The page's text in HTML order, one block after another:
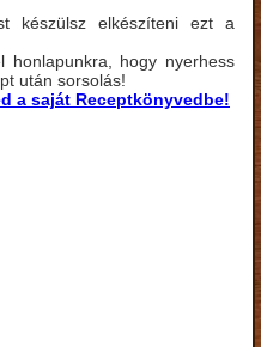
készülsz elkészíteni ezt a
hogy nyerhess
után sorsolás!
a saját Receptkönyvedbe!